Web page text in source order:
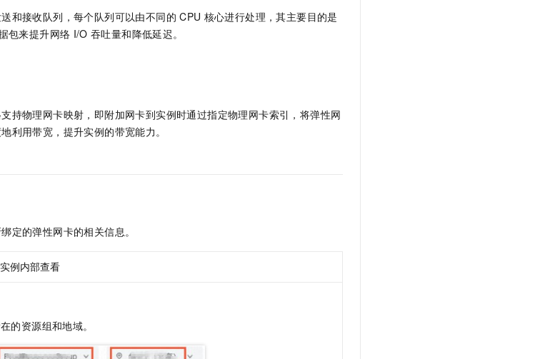
和接收队列，每个队列可以由不同的 CPU 核心进行处理，其主要目的是
包来提升网络 I/O 吞吐量和降低延迟。
持物理网卡映射，即附加网卡到实例时通过指定物理网卡索引，将弹性网
利用带宽，提升实例的带宽能力。
定的弹性网卡的相关信息。
例内部查看
的资源组和地域。